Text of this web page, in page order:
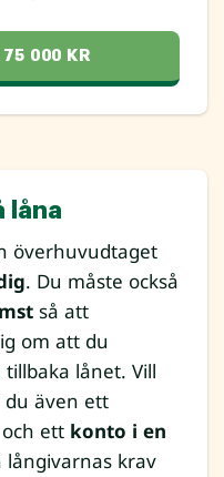
75 000 KR
låna
överhuvudtaget
. Du måste också
så att
om att du
lånet. Vill
du även ett
och ett konto i en
långivarnas krav